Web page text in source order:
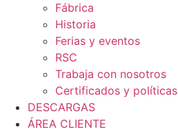
Fábrica
Historia
Ferias y eventos
RSC
Trabaja con nosotros
Certificados y políticas
DESCARGAS
ÁREA CLIENTE